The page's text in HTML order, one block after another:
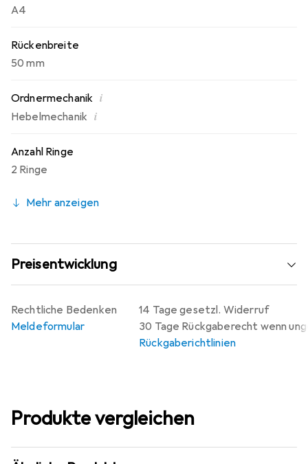
A4
Rückenbreite
50 mm
Ordnermechanik i
Hebelmechanik i
Anzahl Ringe
2 Ringe
Mehr anzeigen
Preisentwicklung
14 Tage gesetzl. Widerruf
30 Tage Rückgaberecht wenn
Rückgaberichtlinien
Rechtliche Bedenken
Meldeformular
Produkte vergleichen